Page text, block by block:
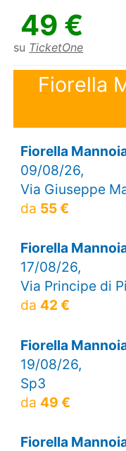
49 €
su TicketOne
Fiorella
Fiorella
09/08/26,
Via Giuseppe
da 55 €
Fiorella
17/08/26,
Via Principe di
da 42 €
Fiorella
19/08/26,
Sp3
da 49 €
Fiorella